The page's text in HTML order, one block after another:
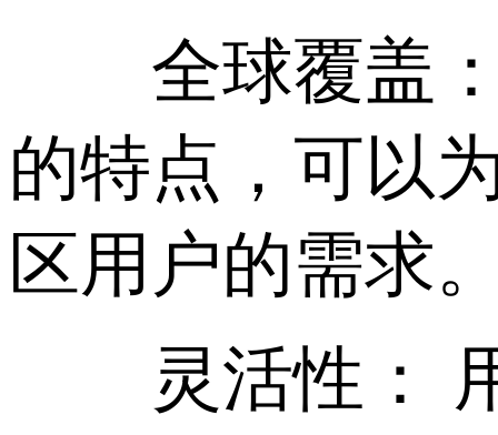
全球覆盖：
的特点，可以
区用户的需求
灵活性： 用